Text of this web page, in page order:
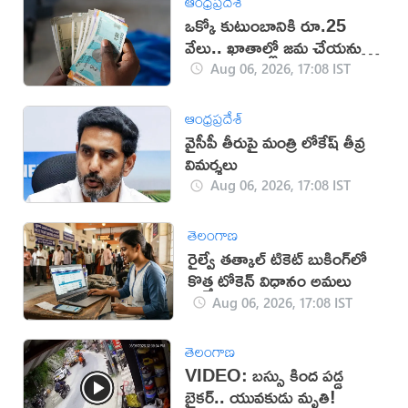
ఒక్కో కుటుంబానికి రూ.25
వేలు.. ఖాతాల్లో జ‌మ చేయ‌నున్న
ప్ర‌భుత్వం..!
Aug 06, 2026, 17:08 IST
ఆంధ్రప్రదేశ్
వైసీపీ తీరుపై మంత్రి లోకేష్ తీవ్ర
విమర్శలు
Aug 06, 2026, 17:08 IST
తెలంగాణ
రైల్వే తత్కాల్ టికెట్ బుకింగ్‌లో
కొత్త టోకెన్ విధానం అమలు
Aug 06, 2026, 17:08 IST
తెలంగాణ
VIDEO: బస్సు కింద పడ్డ
బైకర్.. యువకుడు మృతి!